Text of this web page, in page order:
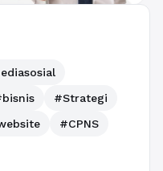
#Strategi
#CPNS